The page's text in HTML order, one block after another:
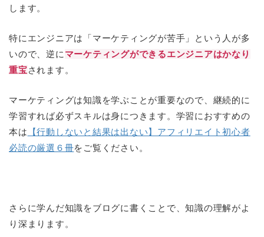
します。
特にエンジニアは「マーケティングが苦手」という人が多
いので、逆に マーケティングができるエンジニアはかなり
重宝されます。
マーケティングは知識を学ぶことが重要なので、継続的に
学習すれば必ずスキルは身につきます。学習におすすめの
本は 【行動しないと結果は出ない】アフィリエイト初心者
必読の厳選６冊をご覧ください。
さらに学んだ知識をブログに書くことで、知識の理解がよ
り深まります。